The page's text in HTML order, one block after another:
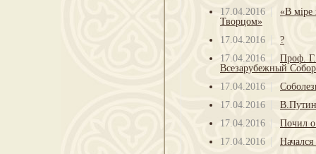
17.04.2016
«В мiре
Творцом»
17.04.2016
?
17.04.2016
Проф.
Всезарубежный Собор
17.04.2016
17.04.2016
17.04.2016
Почил
17.04.2016